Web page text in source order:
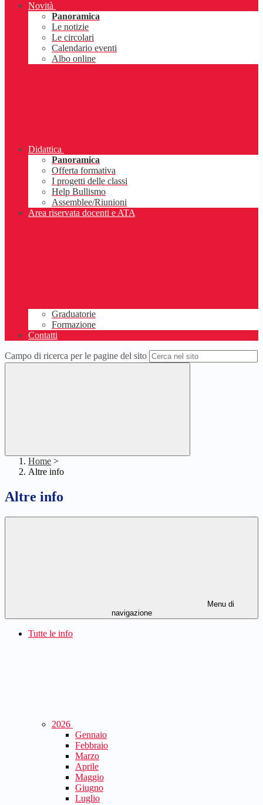
Novità
Panoramica
Le notizie
Le circolari
Calendario eventi
Albo online
Didattica
Panoramica
Offerta formativa
I progetti delle classi
Help Bullismo
Assemblee/Riunioni
Area riservata docenti e ATA
Graduatorie
Formazione
Contatti
Campo di ricerca per le pagine del sito
Home >
Altre info
Altre info
Menu di
navigazione
Tutte le info
2026
Gennaio
Febbraio
Marzo
Aprile
Maggio
Giugno
Luglio